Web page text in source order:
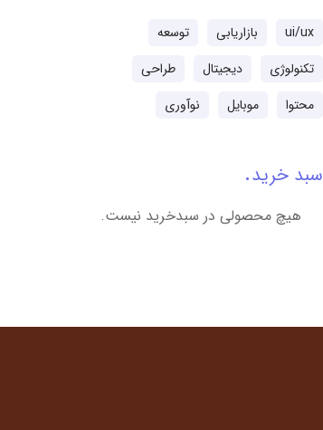
ui/ux بازاریابی
توسعه
تکنولوژی
دیجیتال
طراحی
محتوا
موبایل نوآوری
سبد خرید
هیچ محصولی در سبدخرید نیست.